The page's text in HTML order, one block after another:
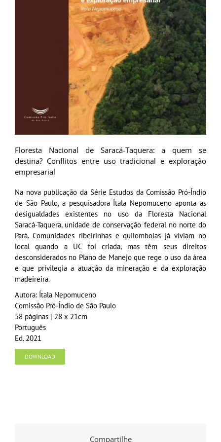
Floresta Nacional de Saracá-Taquera: a quem se
destina? Conflitos entre uso tradicional e exploração
empresarial
Na nova publicação da Série Estudos da Comissão Pró-Índio
de São Paulo, a pesquisadora Ítala Nepomuceno aponta as
desigualdades existentes no uso da Floresta Nacional
Saracá-Taquera, unidade de conservação federal no norte do
Pará. Comunidades ribeirinhas e quilombolas já viviam no
local quando a UC foi criada, mas têm seus direitos
desconsiderados no Plano de Manejo que rege o uso da área
e que privilegia a atuação da mineração e da exploração
madeireira.
Autora: Ítala Nepomuceno
Comissão Pró-Índio de São Paulo
58 páginas | 28 x 21cm
Português
Ed. 2021
DOWNLOAD
Compartilhe